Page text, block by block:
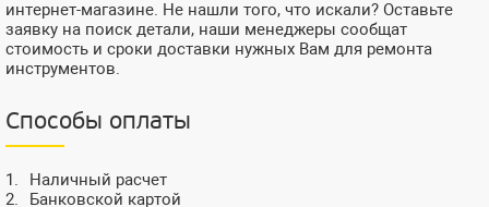
интернет-магазине. Не нашли того, что искали? Оставьте
заявку на поиск детали, наши менеджеры сообщат
стоимость и сроки доставки нужных Вам для ремонта
инструментов.
Способы оплаты
Наличный расчет
Банковской картой